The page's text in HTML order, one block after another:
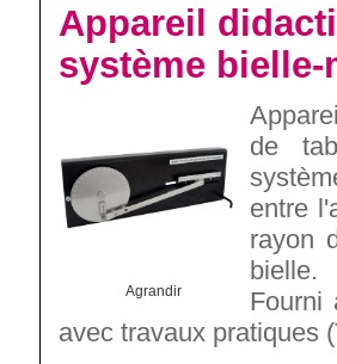
Appareil
système bielle-
Agrandir
de
entre
rayon
bielle.
Fourni
avec travaux pratiques